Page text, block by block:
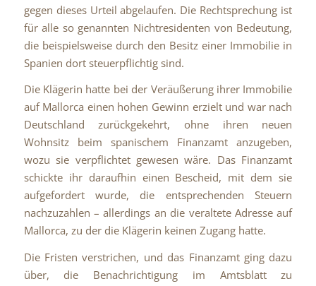
gegen dieses Urteil abgelaufen. Die Rechtsprechung ist
für alle so genannten Nichtresidenten von Bedeutung,
die beispielsweise durch den Besitz einer Immobilie in
Spanien dort steuerpflichtig sind.
Die Klägerin hatte bei der Veräußerung ihrer Immobilie
auf Mallorca einen hohen Gewinn erzielt und war nach
Deutschland zurückgekehrt, ohne ihren neuen
Wohnsitz beim spanischem Finanzamt anzugeben,
wozu sie verpflichtet gewesen wäre. Das Finanzamt
schickte ihr daraufhin einen Bescheid, mit dem sie
aufgefordert wurde, die entsprechenden Steuern
nachzuzahlen – allerdings an die veraltete Adresse auf
Mallorca, zu der die Klägerin keinen Zugang hatte.
Die Fristen verstrichen, und das Finanzamt ging dazu
über, die Benachrichtigung im Amtsblatt zu